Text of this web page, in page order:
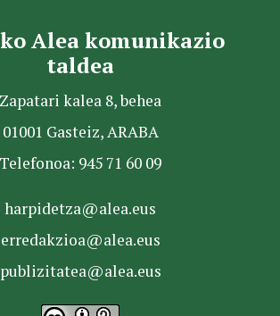
Alea komunikazio
taldea
Zapatari kalea 8, behea
01001 Gasteiz, ARABA
Telefonoa: 945 71 60 09
harpidetza@alea.eus
erredakzioa@alea.eus
publizitatea@alea.eus